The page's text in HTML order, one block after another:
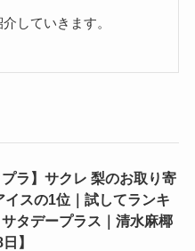
していきます。
プラ】サクレ 梨のお取り寄
イスの1位｜試してランキ
タデープラス｜清水麻椰
】